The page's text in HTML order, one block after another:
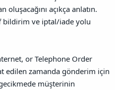
oluşacağını açıkça anlatın.
bildirim ve iptal/iade yolu
or Telephone Order
edilen zamanda gönderim için
müşterinin